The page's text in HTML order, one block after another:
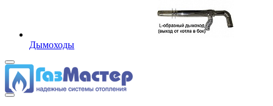
Дымоходы